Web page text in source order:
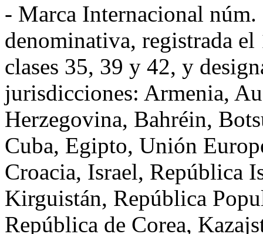
- Marca Internacional
denominativa, registrada
clases 35, 39 y 42, y
jurisdicciones: Armenia,
Herzegovina, Bahréin,
Cuba, Egipto, Unión
Croacia, Israel, República
Kirguistán, República
República de Corea,